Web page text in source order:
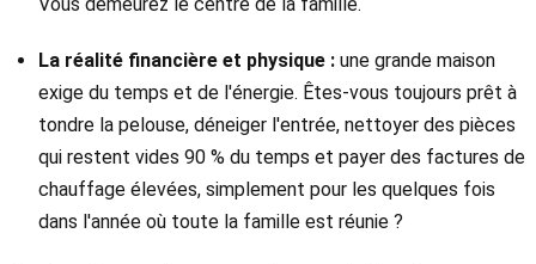
La réalité financière et physique : une grande maison
exige du temps et de l'énergie. Êtes-vous toujours prêt à
tondre la pelouse, déneiger l'entrée, nettoyer des pièces
qui restent vides 90 % du temps et payer des factures de
chauffage élevées, simplement pour les quelques fois
dans l'année où toute la famille est réunie ?